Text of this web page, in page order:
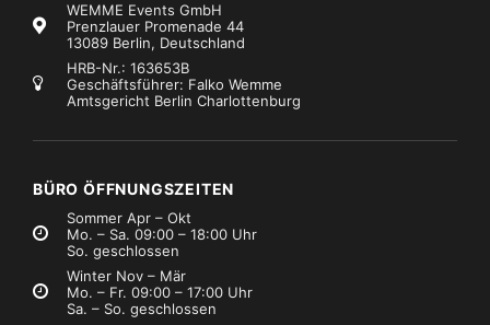
WEMME Events GmbH
Prenzlauer Promenade 44
13089 Berlin, Deutschland
HRB-Nr.: 163653B
Geschäftsführer: Falko Wemme
Amtsgericht Berlin Charlottenburg
BÜRO ÖFFNUNGSZEITEN
Sommer Apr – Okt
Mo. – Sa. 09:00 – 18:00 Uhr
So. geschlossen
Winter Nov – Mär
Mo. – Fr. 09:00 – 17:00 Uhr
Sa. – So. geschlossen